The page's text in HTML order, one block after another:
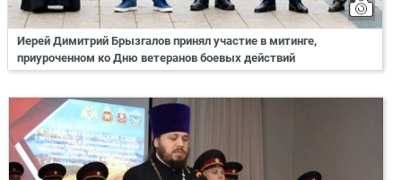
Иерей Димитрий Брызгалов принял участие в митинге,
приуроченном ко Дню ветеранов боевых действий